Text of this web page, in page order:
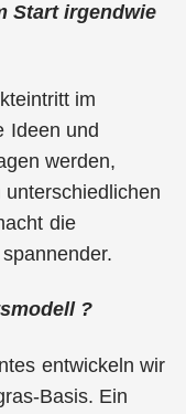
Start irgendwie
im
Ideen und
werden,
die
?
entwickeln wir
Basis. Ein